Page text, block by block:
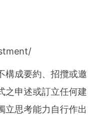
構成要約、招攬或邀
之申述或訂立任何建
立思考能力自行作出